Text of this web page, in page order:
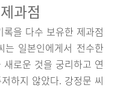
과점
록을 다수 보유한 제과점
일본인에게서 전수한
로운 것을 궁리하고 연
하지 않았다. 강정문 씨